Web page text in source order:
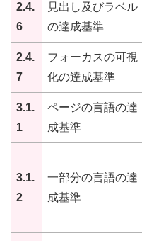
2.4.
6
見出し及びラベル
の達成基準
2.4.
7
フォーカスの可視
化の達成基準
3.1.
1
ページの言語の達
成基準
3.1.
2
一部分の言語の達
成基準